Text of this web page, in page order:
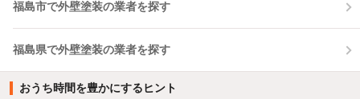
福島市で外壁塗装の業者を探す
福島県で外壁塗装の業者を探す
おうち時間を豊かにするヒント